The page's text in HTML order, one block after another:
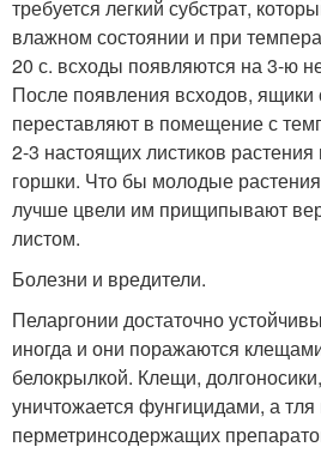
требуется легкий субстрат,
влажном состоянии и при
20 с. всходы появляются на 3-ю
После появления всходов, ящики
переставляют в помещение с
2-3 настоящих листиков
горшки. Что бы молодые
лучше цвели им прищипывают
листом.
Болезни и вредители.
Пеларгонии достаточно
иногда и они поражаются
белокрылкой. Клещи,
уничтожается фунгицидами, а
перметринсодержащих